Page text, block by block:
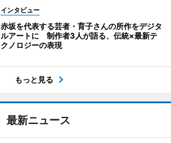
インタビュー
赤坂を代表する芸者・育子さんの所作をデジタ
ルアートに 制作者3人が語る、伝統×最新テ
クノロジーの表現
もっと見る
最新ニュース